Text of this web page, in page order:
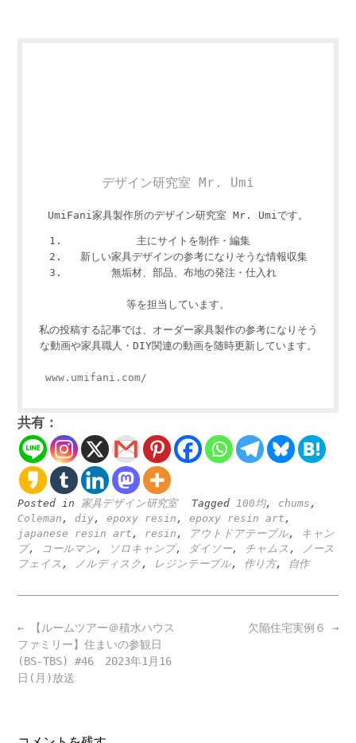
デザイン研究室 Mr. Umi
UmiFani家具製作所のデザイン研究室 Mr. Umiです。
主にサイトを制作・編集
新しい家具デザインの参考になりそうな情報収集
無垢材、部品、布地の発注・仕入れ
等を担当しています。
私の投稿する記事では、オーダー家具製作の参考になりそう
な動画や家具職人・DIY関連の動画を随時更新しています。
www.umifani.com/
共有：
Posted in 家具デザイン研究室 Tagged 100均, chums ,
Coleman , diy, epoxy resin , epoxy resin art ,
japanese resin art , resin , アウトドアテーブル,
キャン
プ, コールマン, ソロキャンプ, ダイソー, チャムス ,
ノース
フェイス , ノルディスク , レジンテーブル, 作り方, 自作
Post
navigation
欠陥住宅実例６ →
← 【ルームツアー＠積水ハウス
ファミリー】住まいの参観日
(BS-TBS) #46 2023年1月16
日(月)放送